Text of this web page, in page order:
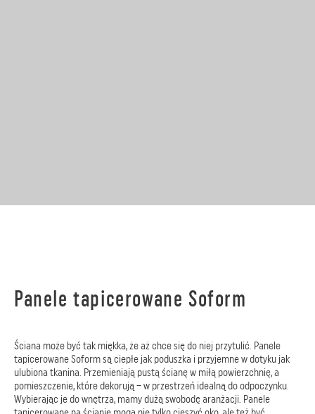
Panele tapicerowane Soform
Ściana może być tak miękka, że aż chce się do niej przytulić. Panele
tapicerowane Soform są ciepłe jak poduszka i przyjemne w dotyku jak
ulubiona tkanina. Przemieniają pustą ścianę w miłą powierzchnię, a
pomieszczenie, które dekorują – w przestrzeń idealną do odpoczynku.
Wybierając je do wnętrza, mamy dużą swobodę aranżacji. Panele